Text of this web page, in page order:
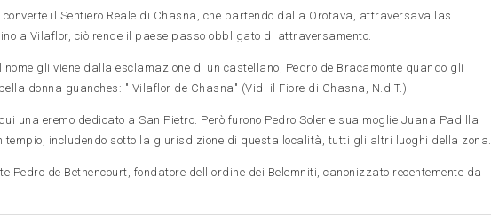
il Sentiero Reale di Chasna, che partendo dalla Orotava, attraversava las
a Vilaflor, ciò rende il paese passo obbligato di attraversamento.
nome gli viene dalla esclamazione di un castellano, Pedro de Bracamonte quando gli
donna guanches: " Vilaflor de Chasna" (Vidi il Fiore di Chasna, N.d.T.).
una eremo dedicato a San Pietro. Però furono Pedro Soler e sua moglie Juana Padilla
tempio, includendo sotto la giurisdizione di questa località, tutti gli altri luoghi della zona.
Pedro de Bethencourt, fondatore dell'ordine dei Belemniti, canonizzato recentemente da